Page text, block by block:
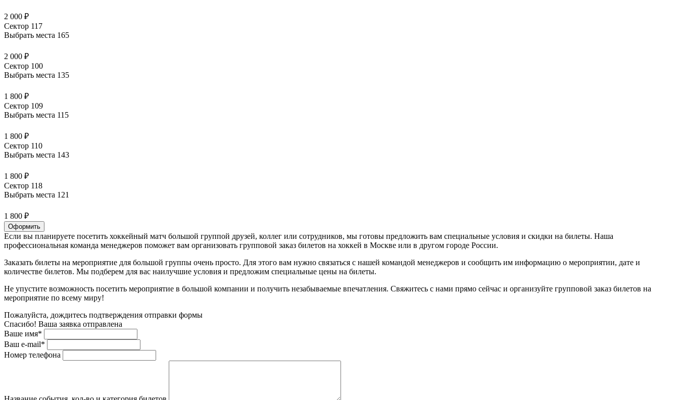
2 000 ₽
Сектор 117
Выбрать места 165
2 000 ₽
Сектор 100
Выбрать места 135
1 800 ₽
Сектор 109
Выбрать места 115
1 800 ₽
Сектор 110
Выбрать места 143
1 800 ₽
Сектор 118
Выбрать места 121
1 800 ₽
Оформить
Если вы планируете посетить хоккейный матч большой группой друзей, коллег или сотрудников, мы готовы предложить вам специальные условия и скидки на билеты. Наша
профессиональная команда менеджеров поможет вам организовать групповой заказ билетов на хоккей в Москве или в другом городе России.
Заказать билеты на мероприятие для большой группы очень просто. Для этого вам нужно связаться с нашей командой менеджеров и сообщить им информацию о мероприятии, дате и
количестве билетов. Мы подберем для вас наилучшие условия и предложим специальные цены на билеты.
Не упустите возможность посетить мероприятие в большой компании и получить незабываемые впечатления. Свяжитесь с нами прямо сейчас и организуйте групповой заказ билетов на
мероприятие по всему миру!
Пожалуйста, дождитесь подтверждения отправки формы
Спасибо! Ваша заявка отправлена
Ваше имя*
Ваш e-mail*
Номер телефона